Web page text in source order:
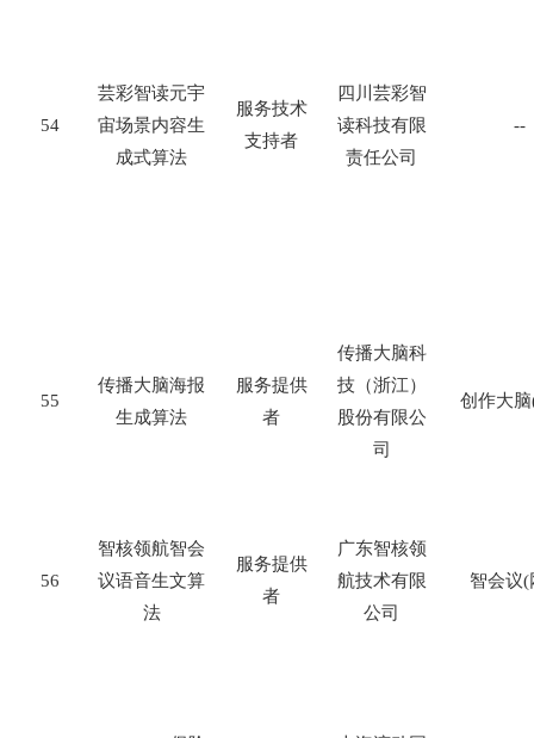
54
芸彩智读元宇
宙场景内容生
成式算法
服务技术
支持者
四川芸彩智
读科技有限
责任公司
--
55
传播大脑海报
生成算法
服务提供
者
传播大脑科
技（浙江）
股份有限公
司
创作大脑
56
智核领航智会
议语音生文算
法
服务提供
者
广东智核领
航技术有限
公司
智会议(